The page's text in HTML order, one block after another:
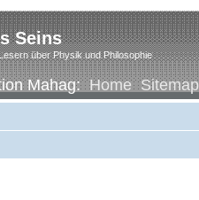
Seins
über Physik und Philosophie
Mahag:Home Sitemap